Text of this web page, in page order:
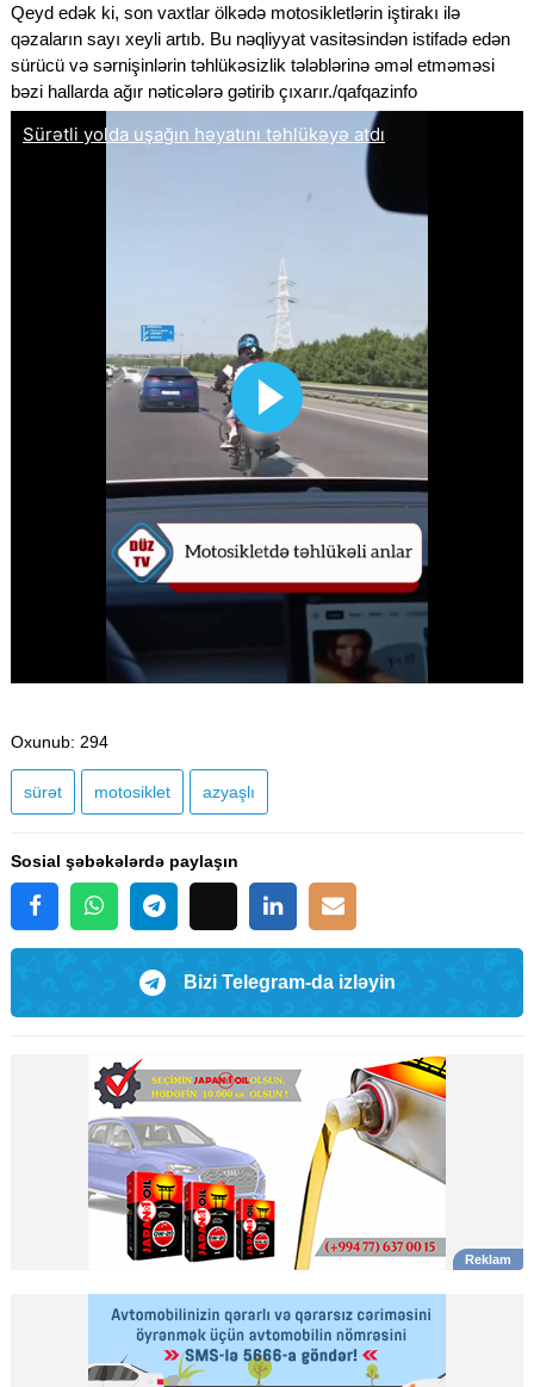
Qeyd edək ki, son vaxtlar ölkədə motosikletlərin iştirakı ilə
qəzaların sayı xeyli artıb. Bu nəqliyyat vasitəsindən istifadə edən
sürücü və sərnişinlərin təhlükəsizlik tələblərinə əməl etməməsi
bəzi hallarda ağır nəticələrə gətirib çıxarır./qafqazinfo
Oxunub: 294
sürət motosiklet azyaşlı
Sosial şəbəkələrdə paylaşın
Bizi Telegram-da izləyin